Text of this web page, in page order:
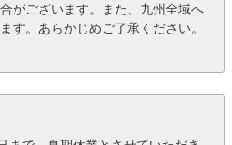
がございます。また、九州全域へ
す。あらかじめご了承ください。